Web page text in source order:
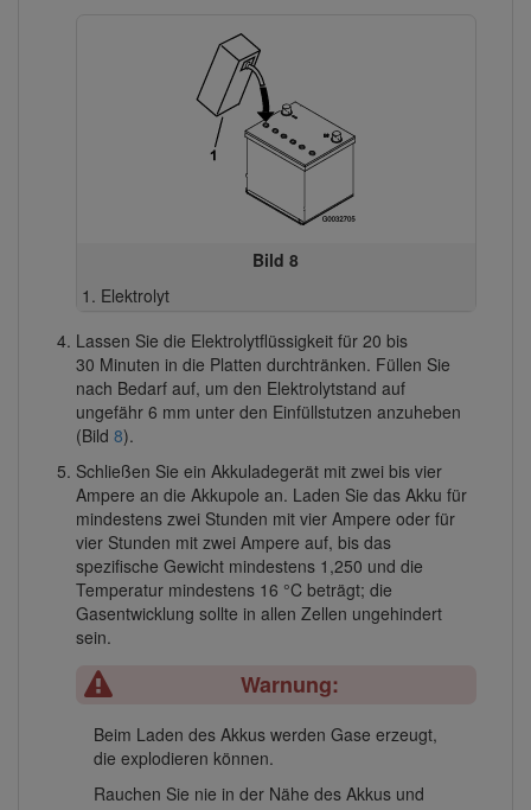
Bild 8
Elektrolyt
Lassen Sie die Elektrolytflüssigkeit für 20 bis
30 Minuten in die Platten durchtränken. Füllen Sie
nach Bedarf auf, um den Elektrolytstand auf
ungefähr 6 mm unter den Einfüllstutzen anzuheben
(Bild 8).
Schließen Sie ein Akkuladegerät mit zwei bis vier
Ampere an die Akkupole an. Laden Sie das Akku für
mindestens zwei Stunden mit vier Ampere oder für
vier Stunden mit zwei Ampere auf, bis das
spezifische Gewicht mindestens 1,250 und die
Temperatur mindestens 16 °C beträgt; die
Gasentwicklung sollte in allen Zellen ungehindert
sein.
Warnung:
Beim Laden des Akkus werden Gase erzeugt,
die explodieren können.
Rauchen Sie nie in der Nähe des Akkus und